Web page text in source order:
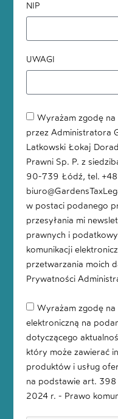
NIP
UWAGI
Wyrażam zgodę
przez Administratora
Latkowski Łokaj
Prawni Sp. P. z
90-739 Łódź, tel.
w postaci podanego
przesyłania mi
prawnych i
komunikacji
przetwarzania moich
Prywatności
Wyrażam zgodę
elektroniczną na
dotyczącego
który może zawierać
produktów i usług
na podstawie art. 398
2024 r. - Prawo